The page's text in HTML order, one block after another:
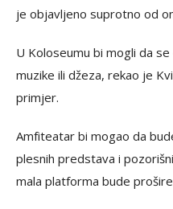
je objavljeno suprotno od
U Koloseumu bi mogli da
muzike ili džeza, rekao je
primjer.
Amfiteatar bi mogao da
plesnih predstava i
mala platforma bude